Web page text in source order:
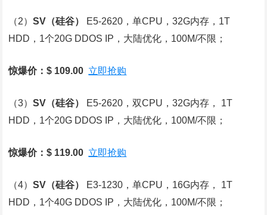
（2）SV （硅谷）
E5-2620，单CPU，32G内存，1T
HDD，1个20G DDOS IP，大陆优化，100M/不限；
惊爆价：$ 109.00 立即抢购
（3）SV （硅谷）
E5-2620，双CPU，32G内存， 1T
HDD，1个20G DDOS IP，大陆优化，100M/不限；
惊爆价：$ 119.00 立即抢购
（4）SV （硅谷）
E3-1230，单CPU，16G内存， 1T
HDD，1个40G DDOS IP，大陆优化，100M/不限；